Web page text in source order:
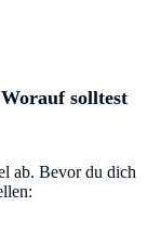
solltest
ab. Bevor du dich